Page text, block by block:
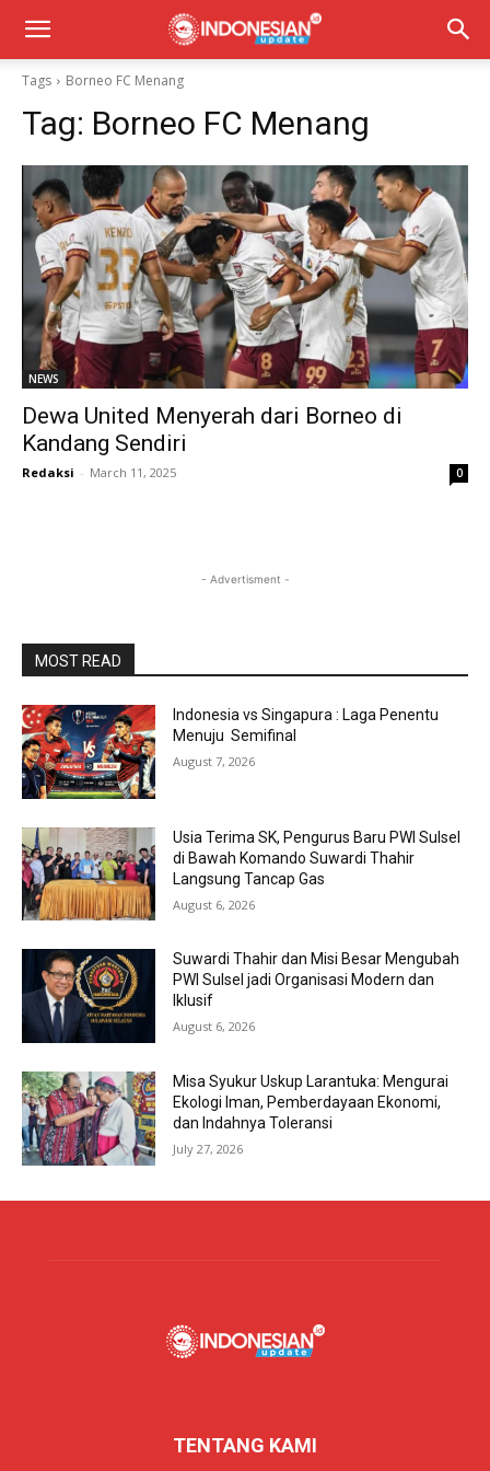
Tags Borneo FC Menang
Tag: Borneo FC Menang
NEWS
Dewa United Menyerah dari Borneo di
Kandang Sendiri
Redaksi - March 11, 2025 0
- Advertisment -
MOST READ
Indonesia vs Singapura : Laga Penentu
Menuju Semifinal
August 7, 2026
Usia Terima SK, Pengurus Baru PWI Sulsel
di Bawah Komando Suwardi Thahir
Langsung Tancap Gas
August 6, 2026
Suwardi Thahir dan Misi Besar Mengubah
PWI Sulsel jadi Organisasi Modern dan
Iklusif
August 6, 2026
Misa Syukur Uskup Larantuka: Mengurai
Ekologi Iman, Pemberdayaan Ekonomi,
dan Indahnya Toleransi
July 27, 2026
TENTANG KAMI